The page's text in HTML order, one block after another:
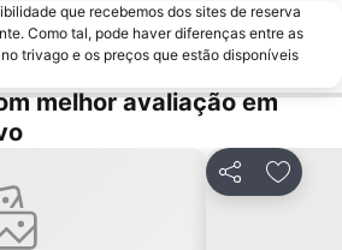
que recebemos dos sites de reserva
Como tal, pode haver diferenças entre as
trivago e os preços que estão disponíveis
melhor avaliação em
Partilhar